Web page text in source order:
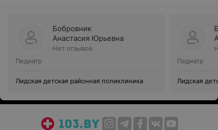
Бобровник
Анастасия Юрьевна
Нет отзывов
Педиатр
Лидская детская районная поликлиника
Педиатр
Лидская